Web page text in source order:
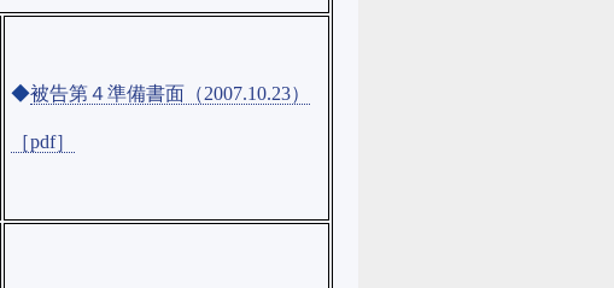
◆被告第４準備書面（2007.10.23）
［pdf］